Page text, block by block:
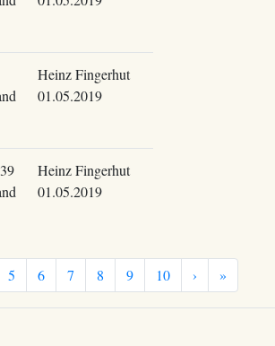
Heinz Fingerhut
01.05.2019
Heinz Fingerhut
01.05.2019
5 6 7 8 9 10 › »